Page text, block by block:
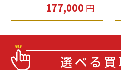
177,000 円
選べる